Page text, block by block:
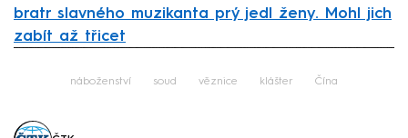
bratr slavného muzikanta prý jedl ženy. Mohl jich
zabít až třicet
náboženství soud věznice klášter Čína